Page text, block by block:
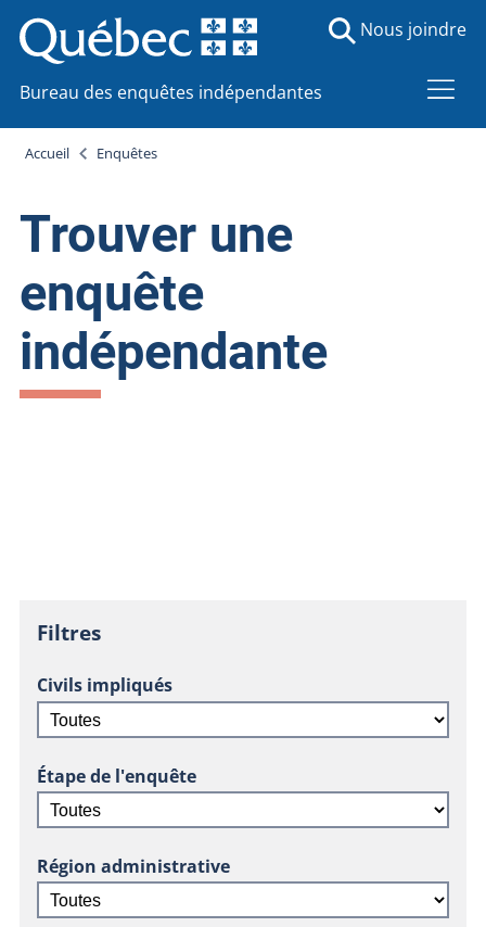
Bureau des enquêtes indépendantes
Nous joindre
Accueil Enquêtes
Trouver une
enquête
indépendante
Filtres
Civils impliqués
Étape de l'enquête
Région administrative